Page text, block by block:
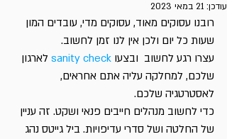
עודכן: 21 במאי 2023
רובנו עסוקים מאוד, עסוקים מדי, עובדים המון
שעות כל יום ולכן אין לנו זמן לחשוב.
עצרו רגע לחשוב  ובצעו sanity check לארגון
שלכם, למחלקה עליה אתם אחראים,
לאסטרטגיה שלכם.
כדי לחשוב מנהלים חייבים פנאי ושקט. זה עניין
של החלטה ושל סדרי עדיפויות. ביל גייטס נהג